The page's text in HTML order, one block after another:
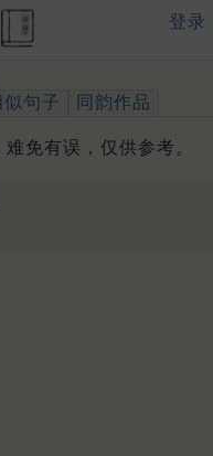
登录
似句子 同韵作品
免有误，仅供参考。